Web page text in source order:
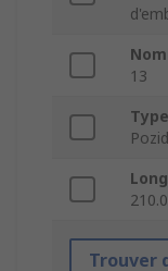
13
Trouver